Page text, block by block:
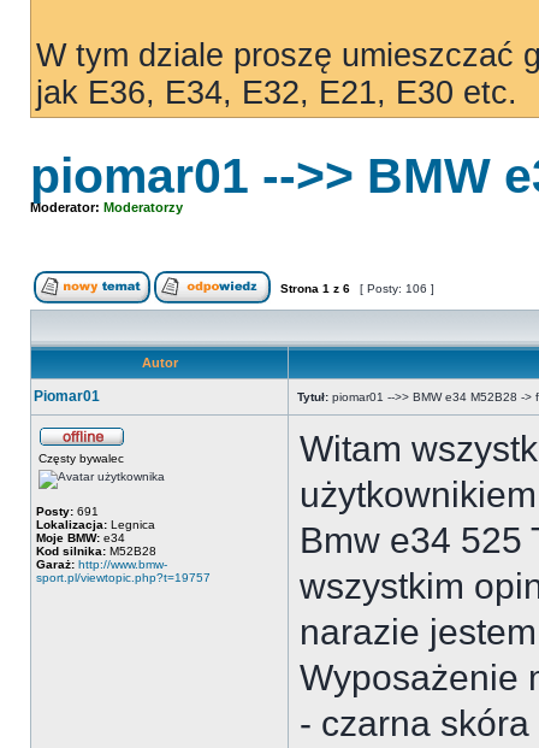
W tym dziale proszę umieszczać
jak E36, E34, E32, E21, E30 etc.
piomar01 -->> BMW
Moderator: Moderatorzy
Strona 1 z 6 [ Posty: 106 ]
Autor
Piomar01 Tytuł: piomar01 -->> BMW e34 M52B28 ->
Częsty bywalec
Posty: 691
Lokalizacja: Legnica
Moje BMW: e34
Kod silnika: M52B28
Garaż: http://www.bmw-
sport.pl/viewtopic.php?t=19757
Witam
Bmw e34 525
wszystkim
narazie
Wyposażenie
- czarna